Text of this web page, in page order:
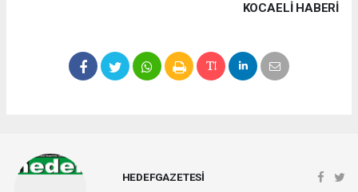
KOCAELI HABERİ
HEDEFGAZETESİ